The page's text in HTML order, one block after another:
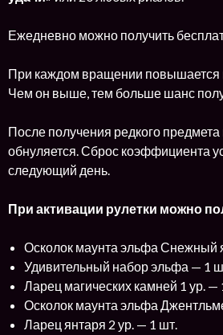
Ежедневно можно получить
При каждом вращении повышается
Чем он выше, тем больше шанс
После получения редкого
обнуляется. Сброс коэффициента
следующий день.
При активации рулетки можно
Осколок маунта эльфа Снежный
Удивительный набор эльфа — 1
Ларец магических камней 1 ур. —
Осколок маунта эльфа
Ларец янтаря 2 ур. — 1 шт.